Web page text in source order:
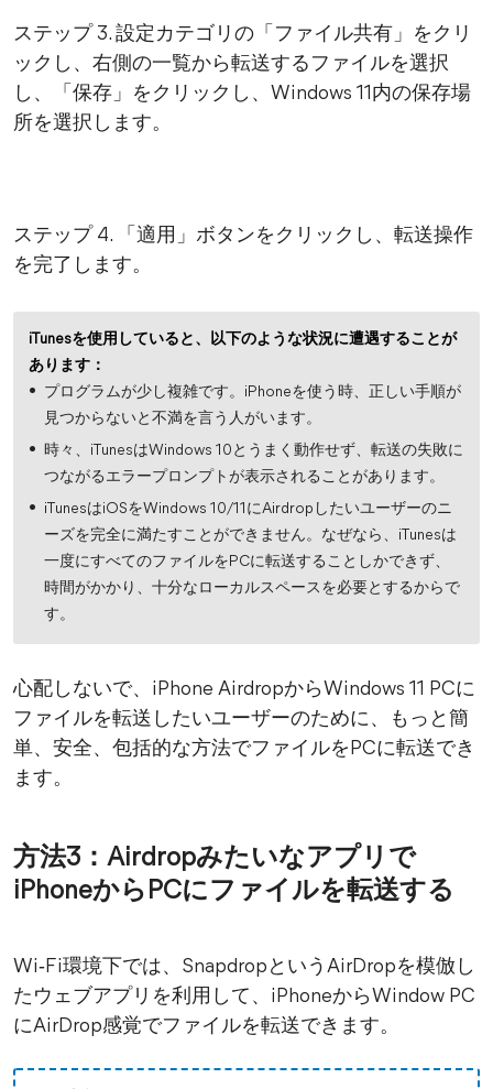
ステップ 3. 設定カテゴリの「ファイル共有」をクリ
ックし、右側の一覧から転送するファイルを選択
し、「保存」をクリックし、Windows 11内の保存場
所を選択します。
ステップ 4. 「適用」ボタンをクリックし、転送操作
を完了します。
iTunesを使用していると、以下のような状況に遭遇することが
あります：
プログラムが少し複雑です。iPhoneを使う時、正しい手順が
見つからないと不満を言う人がいます。
時々、iTunesはWindows 10とうまく動作せず、転送の失敗に
つながるエラープロンプトが表示されることがあります。
iTunesはiOSをWindows 10/11にAirdropしたいユーザーのニ
ーズを完全に満たすことができません。なぜなら、iTunesは
一度にすべてのファイルをPCに転送することしかできず、
時間がかかり、十分なローカルスペースを必要とするからで
す。
心配しないで、iPhone AirdropからWindows 11 PCに
ファイルを転送したいユーザーのために、もっと簡
単、安全、包括的な方法でファイルをPCに転送でき
ます。
方法3：Airdropみたいなアプリで
iPhoneからPCにファイルを転送する
Wi‑Fi環境下では、SnapdropというAirDropを模倣し
たウェブアプリを利用して、iPhoneからWindow PC
にAirDrop感覚でファイルを転送できます。